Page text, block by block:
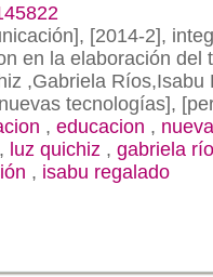
[2014-2],
en la elaboración del
,Gabriela Ríos,Isabu
tecnologías],
, educacion ,
, luz quichiz , gabriela
, isabu regalado